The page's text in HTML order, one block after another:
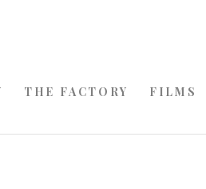
THE FACTORY FILMS